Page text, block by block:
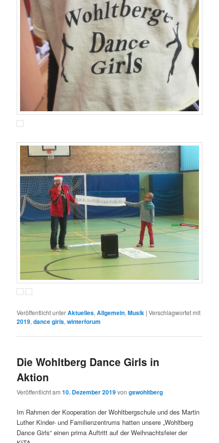
Veröffentlicht unterAktuelles,Allgemein,Musik |Verschlagwortet mit
2019,dance girls,winterforum
Die Wohltberg Dance Girls in
Aktion
Veröffentlicht am10. Dezember 2019vongswohltberg
Im Rahmen der Kooperation der Wohltbergschule und des Martin
Luther Kinder- und Familienzentrums hatten unsere „Wohltberg
Dance Girls“ einen prima Auftritt auf der Weihnachtsfeier der